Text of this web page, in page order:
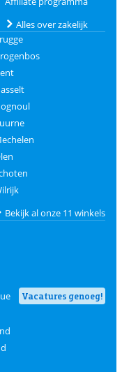
Alles over zakelijk
Bekijk al onze 11 winkels
Vacatures genoeg!